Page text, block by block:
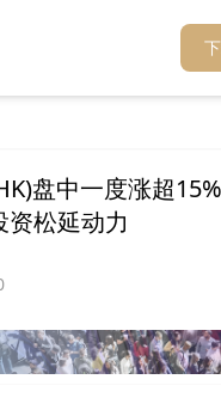
财华媒
盘中一度涨超
松延动力